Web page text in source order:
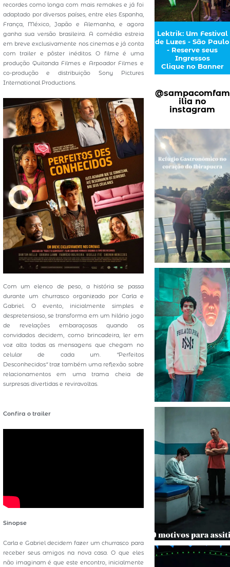
recordes como longa com mais remakes e já foi
adaptado por diversos países, entre eles Espanha,
França, México, Japão e Alemanha, e agora
ganha sua versão brasileira. A comédia estreia
em breve exclusivamente nos cinemas e já conta
com trailer e pôster inéditos. O filme é uma
produção Quitanda Filmes e Arpoador Filmes e
co-produção e distribuição Sony Pictures
International Productions.
Com um elenco de peso, a história se passa
durante um churrasco organizado por Carla e
Gabriel. O evento, inicialmente simples e
despretensioso, se transforma em um hilário jogo
de revelações embaraçosas quando os
convidados decidem, como brincadeira, ler em
voz alta todas as mensagens que chegam no
celular de cada um.
“Perfeitos
Desconhecidos“traz também uma reflexão sobre
relacionamentos em uma trama cheia de
surpresas divertidas e reviravoltas.
Confira o trailer
Sinopse
Carla e Gabriel decidem fazer um churrasco para
receber seus amigos na nova casa. O que eles
não imaginam é que este encontro, inicialmente
Lektrik: Um Festival
de Luzes - São Paulo
- Reserve seus
Ingressos
Clique no Banner
@sampacomfam
ilia no
instagram